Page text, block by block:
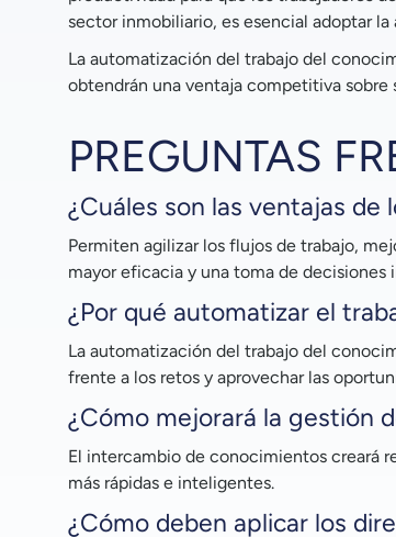
sector inmobiliario, es esencial adoptar
La automatización del trabajo del
obtendrán una ventaja competitiva sobre
PREGUNTAS
¿Cuáles son las ventajas
Permiten agilizar los flujos de trabajo,
mayor eficacia y una toma de decisiones
¿Por qué automatizar el
La automatización del trabajo del
frente a los retos y aprovechar las
¿Cómo mejorará la gestión
El intercambio de conocimientos creará
más rápidas e inteligentes.
¿Cómo deben aplicar los